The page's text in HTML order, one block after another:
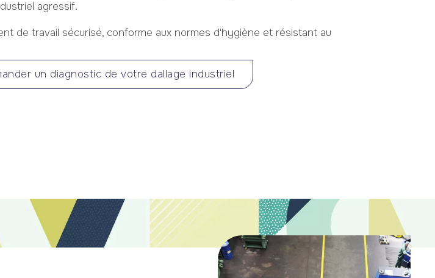
agressif.
de travail sécurisé, conforme aux normes d'hygiène et résistant au
un diagnostic de votre dallage industriel